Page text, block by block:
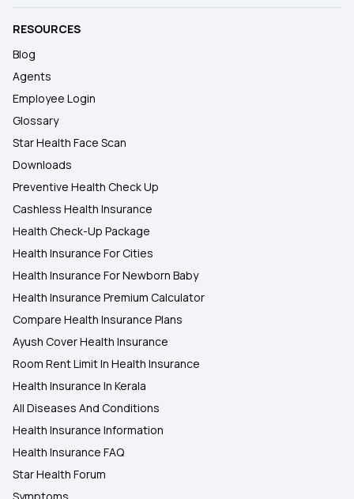
RESOURCES
Blog
Agents
Employee Login
Glossary
Star Health Face Scan
Downloads
Preventive Health Check Up
Cashless Health Insurance
Health Check-Up Package
Health Insurance For Cities
Health Insurance For Newborn Baby
Health Insurance Premium Calculator
Compare Health Insurance Plans
Ayush Cover Health Insurance
Room Rent Limit In Health Insurance
Health Insurance In Kerala
All Diseases And Conditions
Health Insurance Information
Health Insurance FAQ
Star Health Forum